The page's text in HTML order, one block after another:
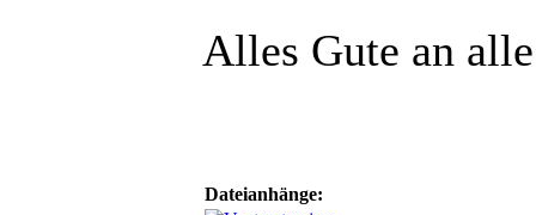
Alles Gute an
Dateianhänge: